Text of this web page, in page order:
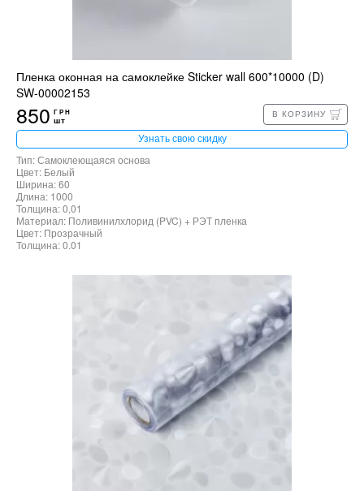
Пленка оконная на самоклейке Sticker wall 600*10000 (D)
SW-00002153
850 ГРН
шт
В КОРЗИНУ
Узнать свою скидку
Тип: Самоклеющаяся основа
Цвет: Белый
Ширина: 60
Длина: 1000
Толщина: 0,01
Материал: Поливинилхлорид (PVC) + РЭТ пленка
Цвет: Прозрачный
Толщина: 0.01